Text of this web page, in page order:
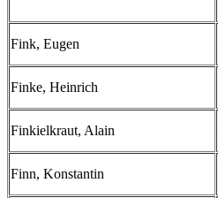
Fink, Eugen
Finke, Heinrich
Finkielkraut, Alain
Finn, Konstantin